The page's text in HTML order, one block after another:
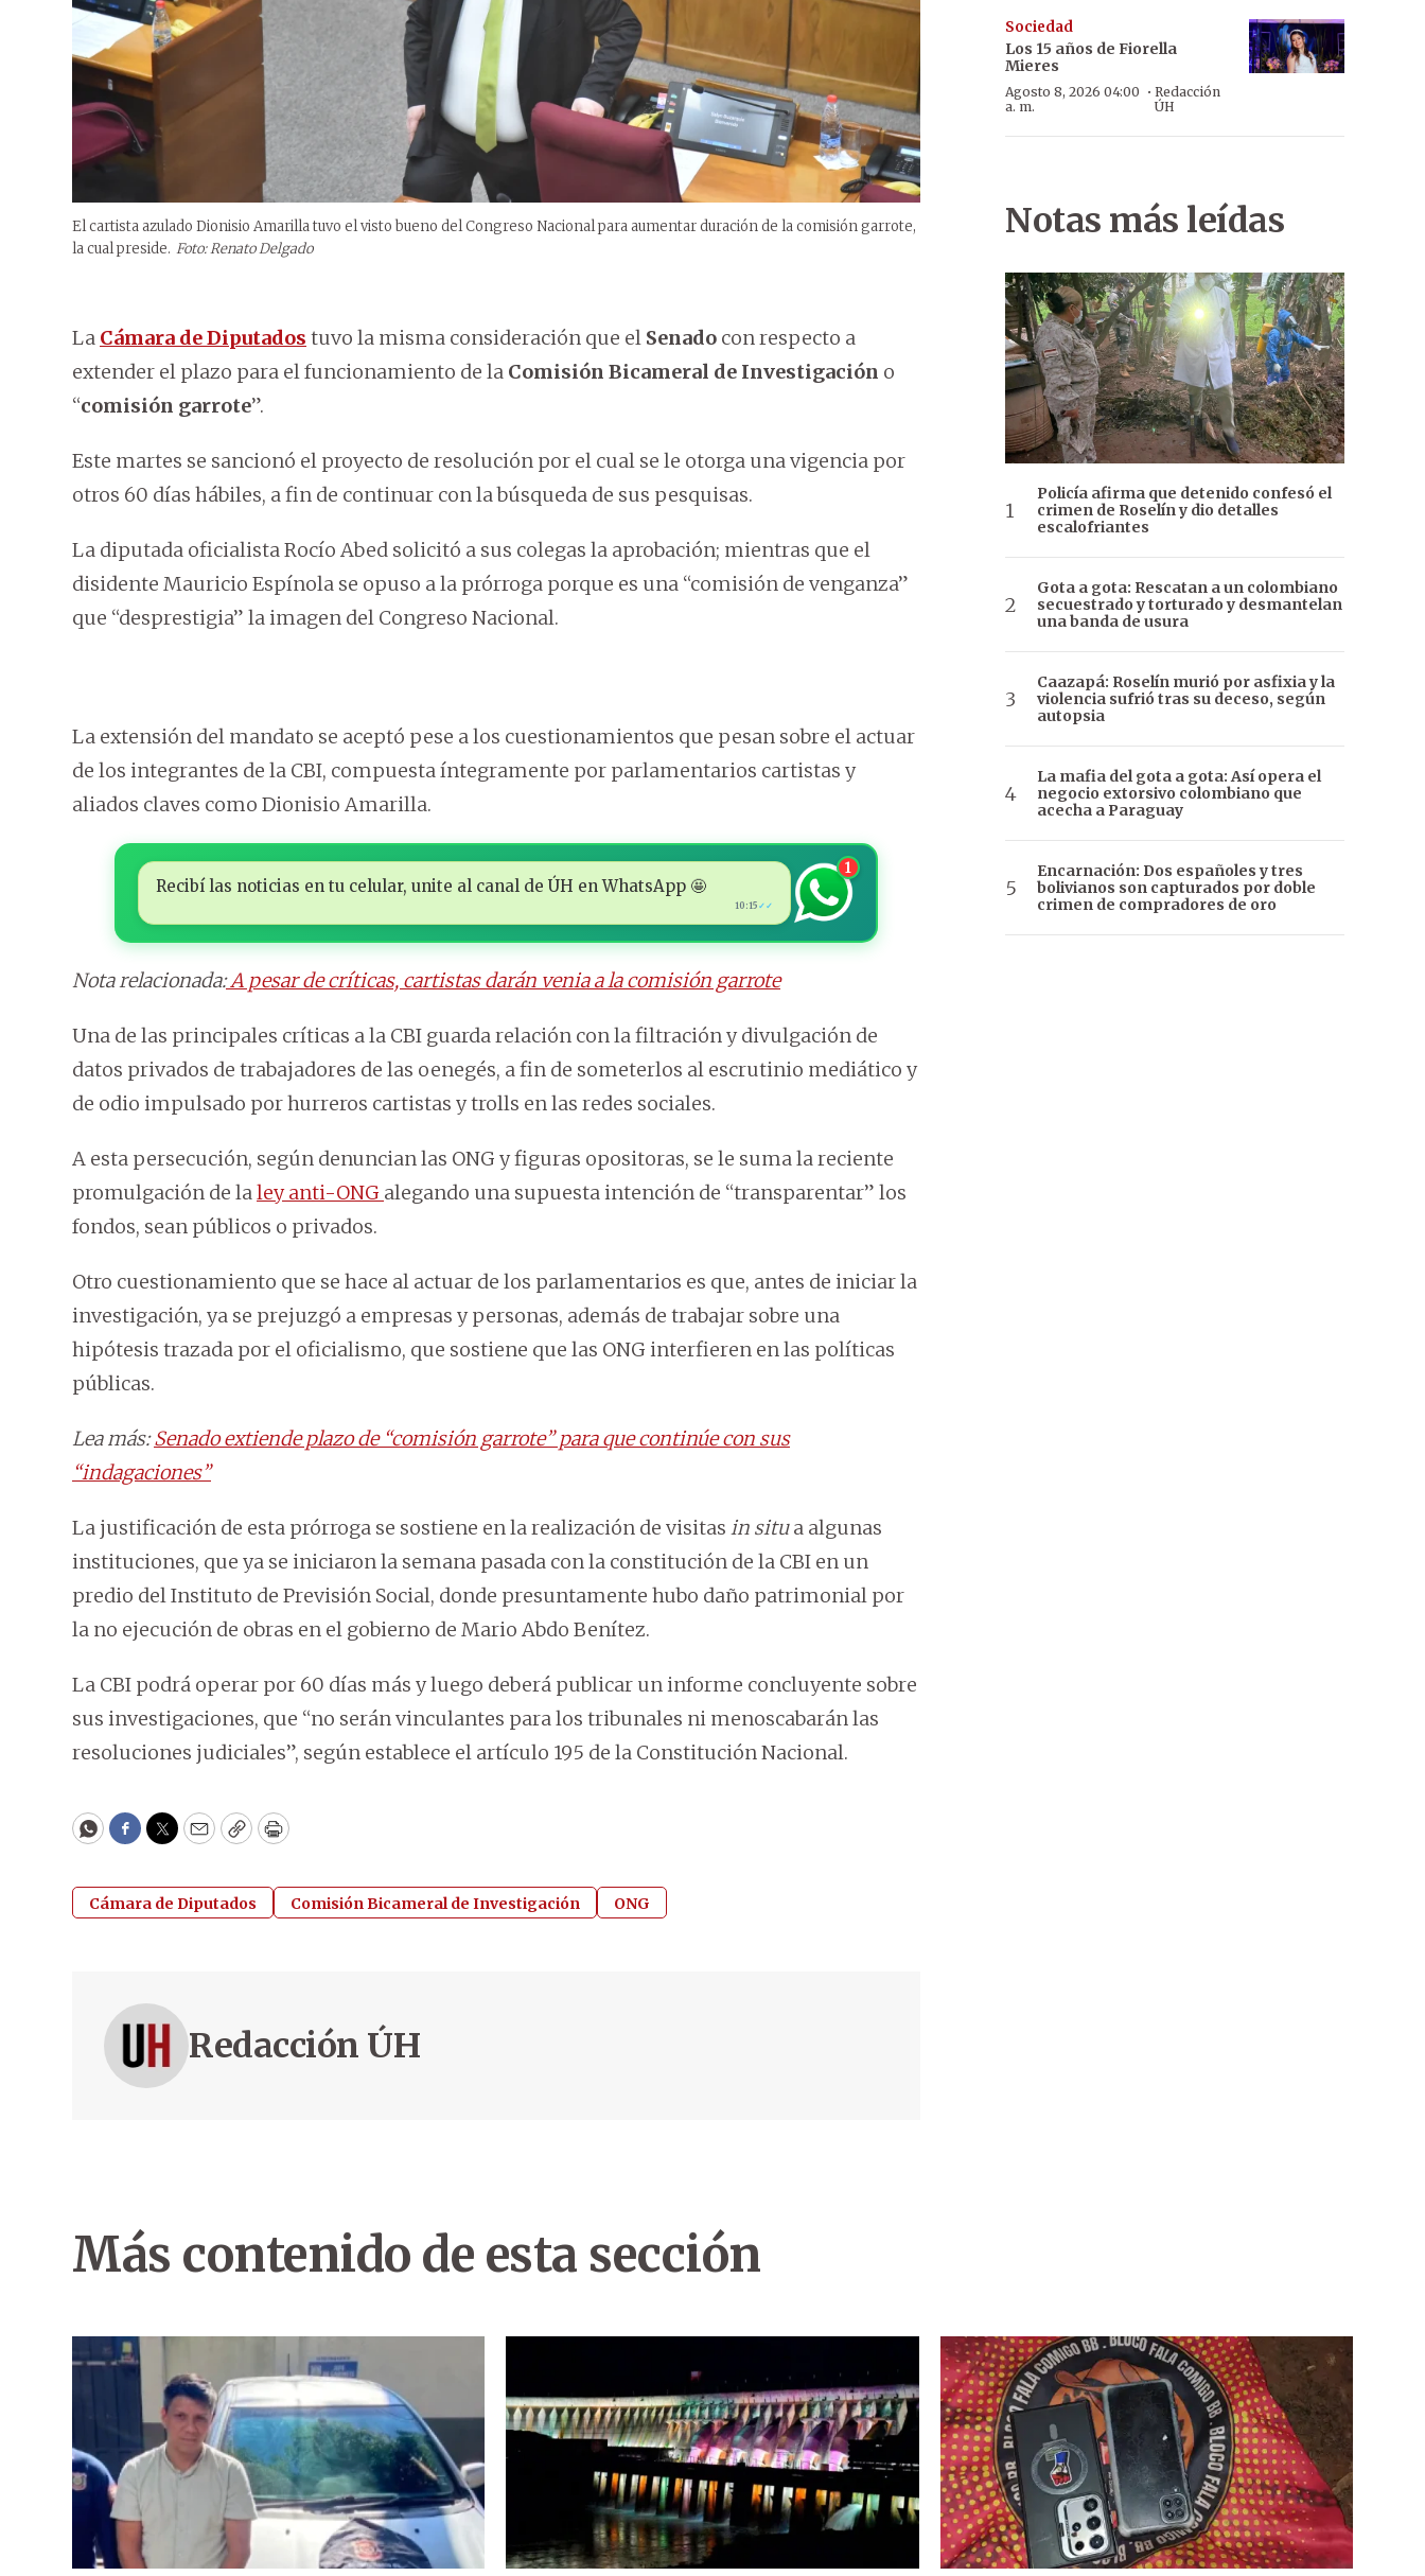
El cartista azulado Dionisio Amarilla tuvo el visto bueno del Congreso Nacional para aumentar duración de la comisión garrote,
la cual preside. Foto: Renato Delgado
La Cámara de Diputados tuvo la misma consideración que el Senado con respecto a
extender el plazo para el funcionamiento de la Comisión Bicameral de Investigación o
“comisión garrote”.
Este martes se sancionó el proyecto de resolución por el cual se le otorga una vigencia por
otros 60 días hábiles, a fin de continuar con la búsqueda de sus pesquisas.
La diputada oficialista Rocío Abed solicitó a sus colegas la aprobación; mientras que el
disidente Mauricio Espínola se opuso a la prórroga porque es una “comisión de venganza”
que “desprestigia” la imagen del Congreso Nacional.
La extensión del mandato se aceptó pese a los cuestionamientos que pesan sobre el actuar
de los integrantes de la CBI, compuesta íntegramente por parlamentarios cartistas y
aliados claves como Dionisio Amarilla.
Recibí las noticias en tu celular, unite al canal de ÚH en WhatsApp 🤩
10:15 ✓✓
1
Nota relacionada:A pesar de críticas, cartistas darán venia a la comisión garrote
Una de las principales críticas a la CBI guarda relación con la filtración y divulgación de
datos privados de trabajadores de las oenegés, a fin de someterlos al escrutinio mediático y
de odio impulsado por hurreros cartistas y trolls en las redes sociales.
A esta persecución, según denuncian las ONG y figuras opositoras, se le suma la reciente
promulgación de laley anti-ONG alegando una supuesta intención de “transparentar” los
fondos, sean públicos o privados.
Otro cuestionamiento que se hace al actuar de los parlamentarios es que, antes de iniciar la
investigación, ya se prejuzgó a empresas y personas, además de trabajar sobre una
hipótesis trazada por el oficialismo, que sostiene que las ONG interfieren en las políticas
públicas.
Lea más:Senado extiende plazo de “comisión garrote” para que continúe con sus
“indagaciones”
La justificación de esta prórroga se sostiene en la realización de visitas in situa algunas
instituciones, que ya se iniciaron la semana pasada con la constitución de la CBI en un
predio del Instituto de Previsión Social, donde presuntamente hubo daño patrimonial por
la no ejecución de obras en el gobierno de Mario Abdo Benítez.
La CBI podrá operar por 60 días más y luego deberá publicar un informe concluyente sobre
sus investigaciones, que “no serán vinculantes para los tribunales ni menoscabarán las
resoluciones judiciales”, según establece el artículo 195 de la Constitución Nacional.
WhatsApp
Facebook
Twitter
EmailCopyPrint
Cámara de Diputados Comisión Bicameral de Investigación ONG
Redacción ÚH
Sociedad
Los 15 años de Fiorella
Mieres
Agosto 8, 2026 04:00
a. m.
· Redacción
ÚH
Notas más leídas
Policía afirma que detenido confesó el
crimen de Roselín y dio detalles
escalofriantes
Gota a gota: Rescatan a un colombiano
secuestrado y torturado y desmantelan
una banda de usura
Caazapá: Roselín murió por asfixia y la
violencia sufrió tras su deceso, según
autopsia
La mafia del gota a gota: Así opera el
negocio extorsivo colombiano que
acecha a Paraguay
Encarnación: Dos españoles y tres
bolivianos son capturados por doble
crimen de compradores de oro
Más contenido de esta sección